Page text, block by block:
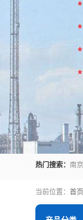
热门搜索：
当前位置： 首页